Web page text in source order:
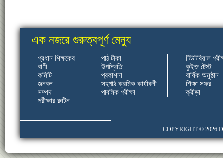
এক নজরে গুরুত্বপূর্ণ মেন্যু
প্রধান শিক্ষকের
বাণী
কমিটি
জনবল
সম্পদ
পরীক্ষার রুটিন
পাঠ টীকা
উপস্থিতি
প্রকাশনা
সহপাঠ ক্রমিক কার্যাবলী
পাবলিক পরীক্ষা
টিউটরিয়াল
কুইজ টেস্ট
বার্ষিক অনুষ্ঠান
শিক্ষা সফর
ক্রীড়া
COPYRIGHT © 2026